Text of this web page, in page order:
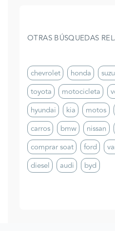
OTRAS BÚSQUEDAS
chevrolet honda
toyota
motocicleta
hyundai
kia motos
carros
bmw nissan
comprar soat
ford
diesel
audi byd